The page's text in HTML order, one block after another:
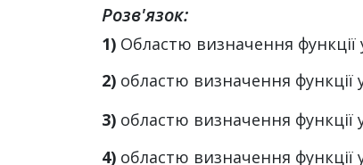
Розв'язок:
1) Областю визначення функції
2) областю визначення функції
3) областю визначення функції
4) областю визначення функції